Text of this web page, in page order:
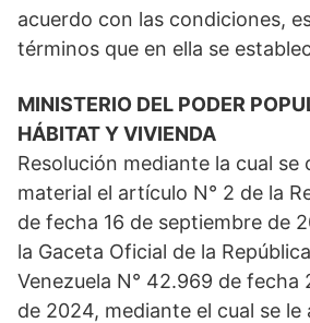
acuerdo con las condiciones,
términos que en ella se
MINISTERIO DEL PODER
HÁBITAT Y VIVIENDA
Resolución mediante la cual
material el artículo N° 2 de la
de fecha 16 de septiembre de
la Gaceta Oficial de la
Venezuela N° 42.969 de fecha
de 2024, mediante el cual se le